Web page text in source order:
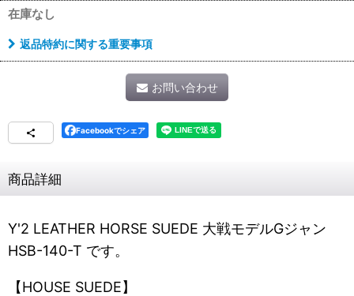
在庫なし
返品特約に関する重要事項
お問い合わせ
Facebookでシェア
商品詳細
Y'2 LEATHER HORSE SUEDE 大戦モデルGジャン
HSB-140-T です。
【HOUSE SUEDE】